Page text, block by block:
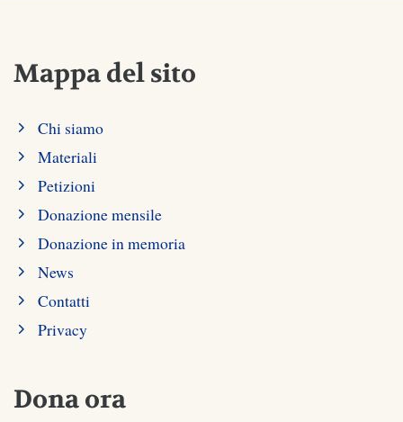
Mappa del sito
Chi siamo
Materiali
Petizioni
Donazione mensile
Donazione in memoria
News
Contatti
Privacy
Dona ora